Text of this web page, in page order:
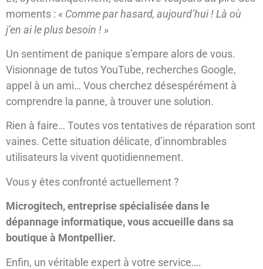
moments : « Comme par hasard, aujourd’hui ! Là où
j’en ai le plus besoin ! »
Un sentiment de panique s’empare alors de vous.
Visionnage de tutos YouTube, recherches Google,
appel à un ami… Vous cherchez désespérément à
comprendre la panne, à trouver une solution.
Rien à faire… Toutes vos tentatives de réparation sont
vaines. Cette situation délicate, d’innombrables
utilisateurs la vivent quotidiennement.
Vous y êtes confronté actuellement ?
Microgitech, entreprise spécialisée dans le
dépannage informatique, vous accueille dans sa
boutique à Montpellier.
Enfin, un véritable expert à votre service….